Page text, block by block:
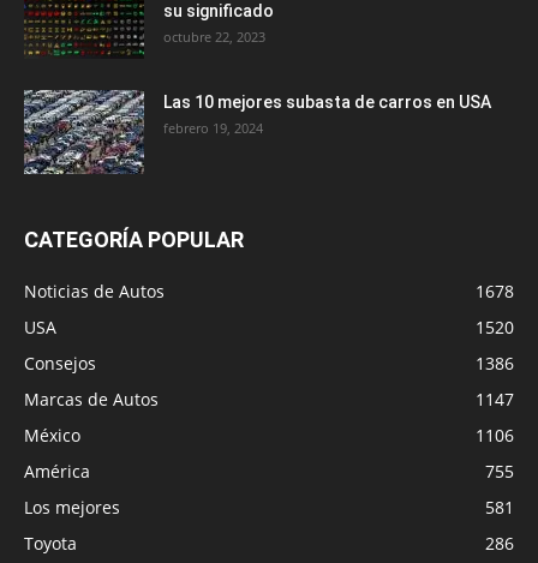
su significado
octubre 22, 2023
Las 10 mejores subasta de carros en USA
febrero 19, 2024
CATEGORÍA POPULAR
Noticias de Autos
1678
USA
1520
Consejos
1386
Marcas de Autos
1147
México
1106
América
755
Los mejores
581
Toyota
286